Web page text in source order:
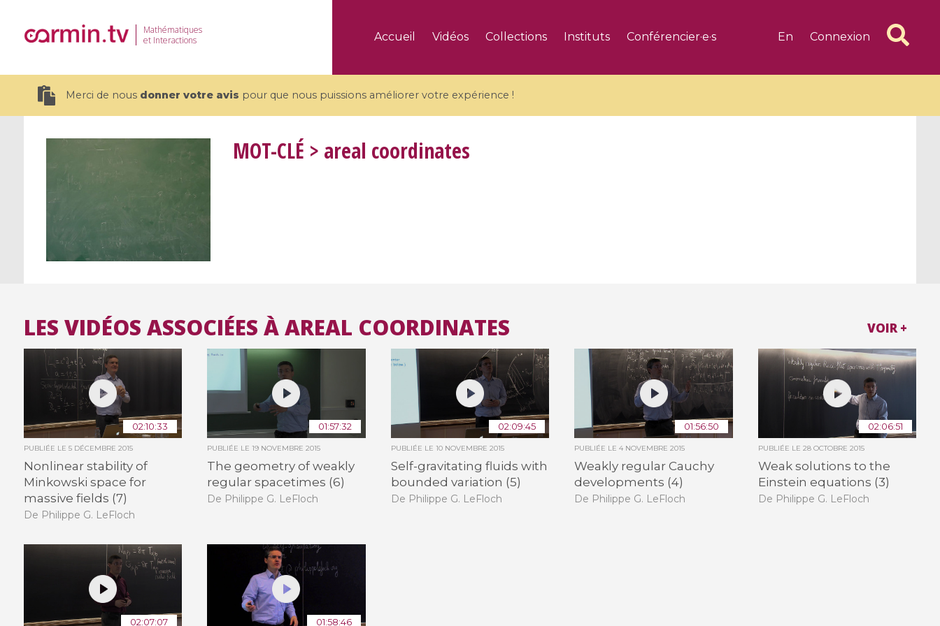
Mathématiques
et Interactions
Accueil Vidéos Collections Instituts Conférencier·e·s En Connexion
Merci de nous donner votre avis pour que nous puissions améliorer votre expérience !
19 videos
CEMRACS 2026 : Modeling and AI
for Environmental Transition /
Centre d'Eté Mathématique de
Toutes les collections
Tous les instituts
MOT-CLÉ > areal coordinates
LES VIDÉOS ASSOCIÉES À AREAL COORDINATES
02:10:33
PUBLIÉE LE 5 DÉCEMBRE 2015
Nonlinear stability of
Minkowski space for
massive fields (7)
De Philippe G. LeFloch
01:57:32
PUBLIÉE LE19 NOVEMBRE 2015
The geometry of weakly
regular spacetimes (6)
De Philippe G. LeFloch
02:09:45
PUBLIÉE LE 10 NOVEMBRE 2015
Self-gravitating fluids with
bounded variation (5)
De Philippe G. LeFloch
01:56:50
PUBLIÉE LE4 NOVEMBRE 2015
Weakly regular Cauchy
developments (4)
De Philippe G. LeFloch
02:06:51
PUBLIÉE LE 28 OCTOBRE 2015
Weak solutions to the
Einstein equations (3)
De Philippe G. LeFloch
02:07:07 01:58:46
VOIR +